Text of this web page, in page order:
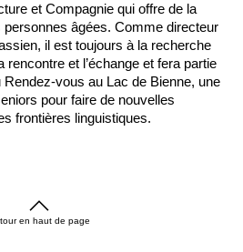
et Compagnie qui offre de la
âgées. Comme directeur
il est toujours à la recherche
rencontre et l’échange et fera partie
Rendez-vous au Lac de Bienne, une
pour faire de nouvelles
frontières linguistiques.
en haut de page